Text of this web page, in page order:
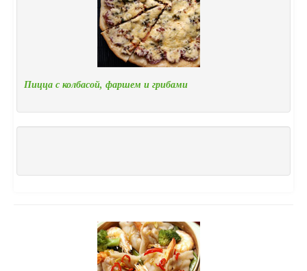
Пицца с колбасой, фаршем и грибами